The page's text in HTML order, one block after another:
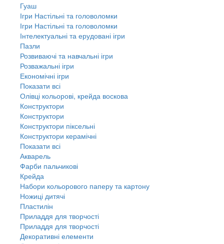
Гуаш
Ігри Настільні та головоломки
Ігри Настільні та головоломки
Інтелектуальні та ерудовані ігри
Пазли
Розвиваючі та навчальні ігри
Розважальні ігри
Економічні ігри
Показати всі
Олівці кольорові, крейда воскова
Конструктори
Конструктори
Конструктори піксельні
Конструктори керамічні
Показати всі
Акварель
Фарби пальчикові
Крейда
Набори кольорового паперу та картону
Ножиці дитячі
Пластилін
Приладдя для творчості
Приладдя для творчості
Декоративні елементи